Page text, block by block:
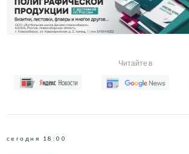
Читайте в
сегодня 18:00